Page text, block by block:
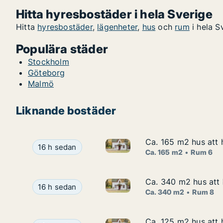
Hitta hyresbostäder i hela Sverige
Hitta hyresbostäder, lägenheter, hus och rum i hela
Populära städer
Stockholm
Göteborg
Malmö
Liknande bostäder
Ca. 165 m2 hus att hyra i Danderyd, Stocksund,
16 h sedan Ca. 165 m2 hus att hyra i
Ca. 165 m2 hus att
Ca. 165 m2 hus att
Ca. 165 m2 Rum 6
Ca. 340 m2 hus att hyra i Danderyd, Enebyberg,
16 h sedan Ca. 340 m2 hus att hyra i
Ca. 340 m2 hus att
Ca. 340 m2 hus att
Ca. 340 m2 Rum 8